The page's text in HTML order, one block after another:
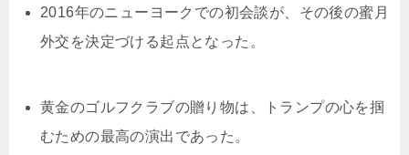
2016年のニューヨークでの初会談が、その後の蜜月
外交を決定づける起点となった。
黄金のゴルフクラブの贈り物は、トランプの心を掴
むための最高の演出であった。